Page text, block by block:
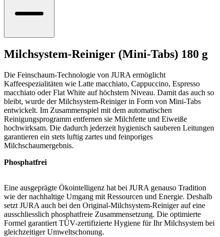
Milchsystem-Reiniger (Mini-Tabs) 180 g
Die Feinschaum-Technologie von JURA ermöglicht
Kaffeespezialitäten wie Latte macchiato, Cappuccino, Espresso
macchiato oder Flat White auf höchstem Niveau. Damit das auch so
bleibt, wurde der Milchsystem-Reiniger in Form von Mini-Tabs
entwickelt. Im Zusammenspiel mit dem automatischen
Reinigungsprogramm entfernen sie Milchfette und Eiweiße
hochwirksam. Die dadurch jederzeit hygienisch sauberen Leitungen
garantieren ein stets luftig zartes und feinporiges
Milchschaumergebnis.
Phosphatfrei
Eine ausgeprägte Ökointelligenz hat bei JURA genauso Tradition
wie der nachhaltige Umgang mit Ressourcen und Energie. Deshalb
setzt JURA auch bei den Original-Milchsystem-Reiniger auf eine
ausschliesslich phosphatfreie Zusammensetzung. Die optimierte
Formel garantiert TÜV-zertifizierte Hygiene für Ihr Milchsystem bei
gleichzeitiger Umweltschonung.